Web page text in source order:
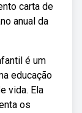
carta de
anual da
é um
educação
vida. Ela
os